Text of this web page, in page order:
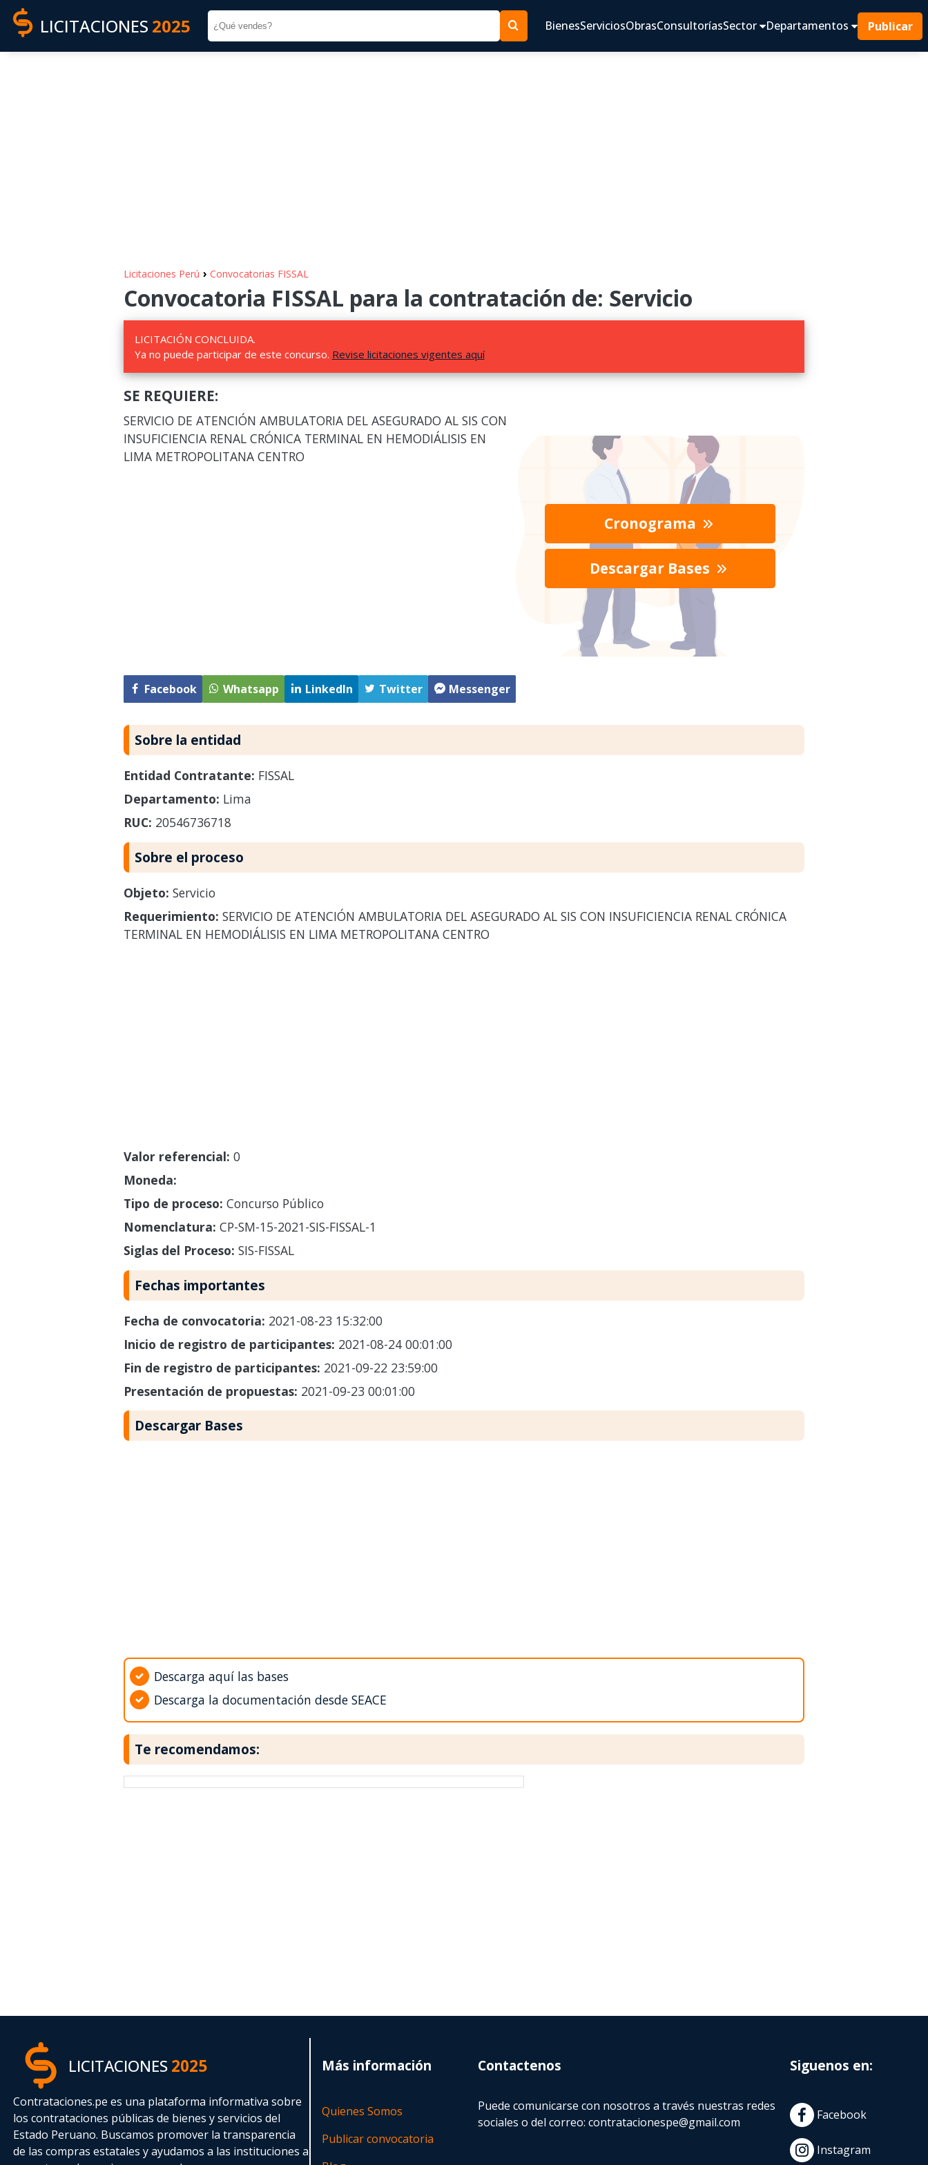
LICITACIONES 2025 BienesServiciosObrasConsultoríasSector Departamentos Publicar
Licitaciones Perú › Convocatorias FISSAL
Convocatoria FISSAL para la contratación de: Servicio
LICITACIÓN CONCLUIDA.
Ya no puede participar de este concurso. Revise licitaciones vigentes aquí
SE REQUIERE:
SERVICIO DE ATENCIÓN AMBULATORIA DEL ASEGURADO AL SIS CON
INSUFICIENCIA RENAL CRÓNICA TERMINAL EN HEMODIÁLISIS EN
LIMA METROPOLITANA CENTRO
Facebook Whatsapp LinkedIn Twitter Messenger
Cronograma
Descargar Bases
Sobre la entidad
Entidad Contratante: FISSAL
Departamento: Lima
RUC: 20546736718
Sobre el proceso
Objeto: Servicio
Requerimiento: SERVICIO DE ATENCIÓN AMBULATORIA DEL ASEGURADO AL SIS CON INSUFICIENCIA RENAL CRÓNICA
TERMINAL EN HEMODIÁLISIS EN LIMA METROPOLITANA CENTRO
Valor referencial: 0
Moneda:
Tipo de proceso: Concurso Público
Nomenclatura: CP-SM-15-2021-SIS-FISSAL-1
Siglas del Proceso: SIS-FISSAL
Fechas importantes
Fecha de convocatoria: 2021-08-23 15:32:00
Inicio de registro de participantes: 2021-08-24 00:01:00
Fin de registro de participantes: 2021-09-22 23:59:00
Presentación de propuestas: 2021-09-23 00:01:00
Descargar Bases
Descarga aquí las bases
Descarga la documentación desde SEACE
Te recomendamos:
LICITACIONES2025
Contrataciones.pe es una plataforma informativa sobre
los contrataciones públicas de bienes y servicios del
Estado Peruano. Buscamos promover la transparencia
de las compras estatalesy ayudamos a las instituciones a
Más información
Quienes Somos
Publicar convocatoria
Contactenos
Puede comunicarse con nosotros a través nuestras redes
sociales o del correo:contratacionespe@gmail.com
Siguenos en:
Facebook
Instagram